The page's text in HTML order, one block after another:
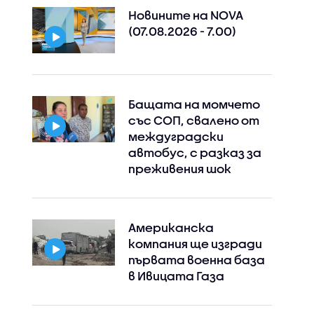
Новините на NOVA
(07.08.2026 - 7.00)
Бащата на момчето
със СОП, свалено от
междуградски
автобус, с разказ за
преживения шок
Американска
компания ще изгради
първата военна база
в Ивицата Газа